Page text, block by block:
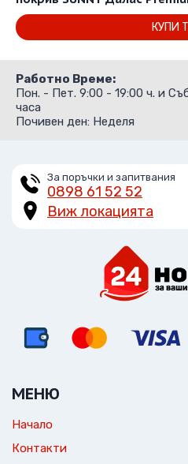
/
5,175.01 лв..
КУПИ
has
multiple
variants.
may
be
chosen
Работно Време:
Пон. - Пет. 9:00 - 19:00 ч. и
часа
Почивен ден: Неделя
За поръчки и запитвания
0898 61 52 52
Виж локацията
МЕНЮ
Начало
Контакти